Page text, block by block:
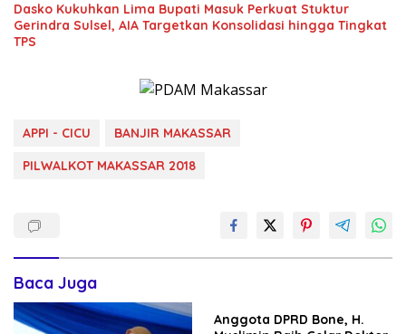
Dasko Kukuhkan Lima Bupati Masuk Perkuat Stuktur
Gerindra Sulsel, AIA Targetkan Konsolidasi hingga Tingkat
TPS
APPI - CICU
BANJIR MAKASSAR
PILWALKOT MAKASSAR 2018
Baca Juga
Anggota DPRD Bone, H.